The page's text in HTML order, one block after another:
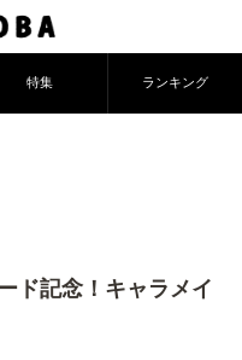
特集 ランキング
ド記念！キャラメイ